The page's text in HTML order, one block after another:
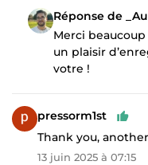
Réponse de
Merci
un plaisir
votre !
pressorm1st
Thank you,
13 juin 2025 à 07:15